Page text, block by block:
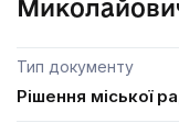
Тип документу
Рішення міської